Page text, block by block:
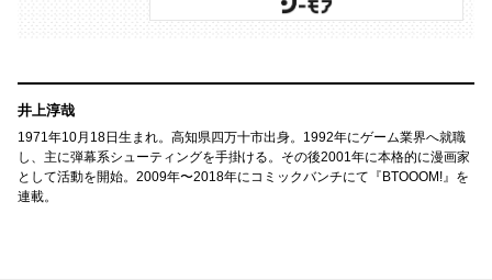
井上淳哉
1971年10月18日生まれ。高知県四万十市出身。1992年にゲーム業界へ就職
し、主に弾幕系シューティングを手掛ける。その後2001年に本格的に漫画家
として活動を開始。2009年〜2018年にコミックバンチにて『BTOOOM!』を
連載。